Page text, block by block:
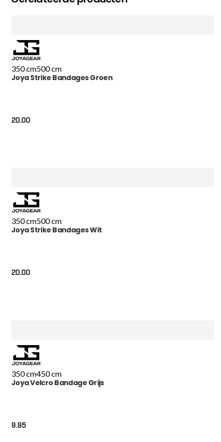
350 cm500 cm
Joya Strike Bandages Groen
20.00
350 cm500 cm
Joya Strike Bandages Wit
20.00
350 cm450 cm
Joya Velcro Bandage Grijs
9.95